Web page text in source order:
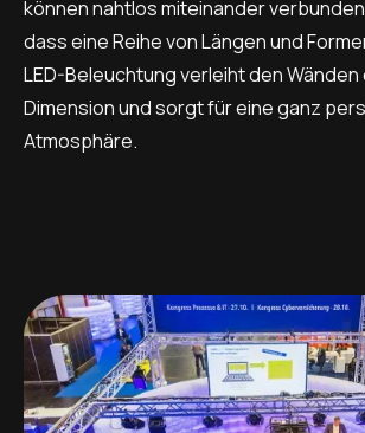
können nahtlos miteinander
dass eine Reihe von Längen und
LED-Beleuchtung verleiht den
Dimension und sorgt für eine ganz
Atmosphäre.